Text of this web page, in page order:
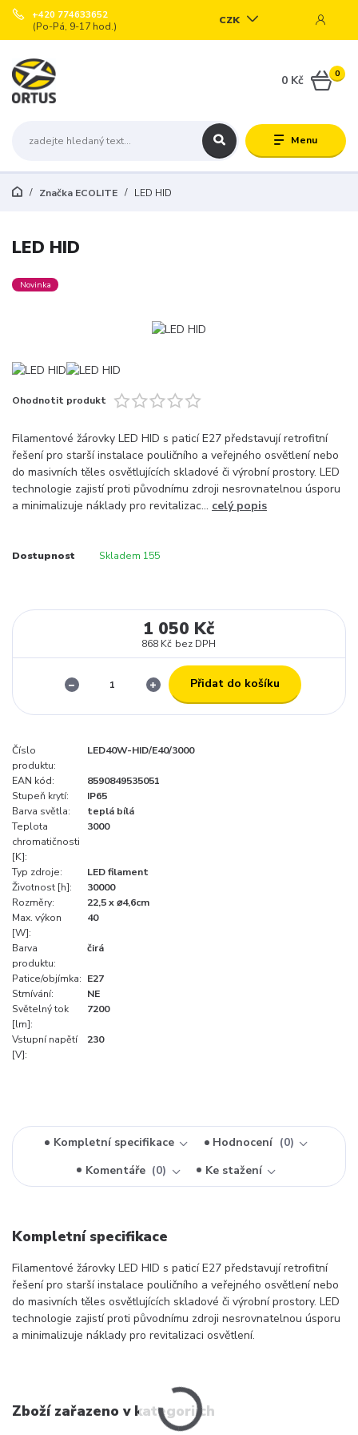
Menu
CZK
+420 774633652
(Po-Pá, 9-17 hod.)
0
0 Kč
Značka ECOLITE LED HID
LED HID
Novinka
Ohodnotit produkt
Filamentové žárovky LED HID s paticí E27 představují retrofitní
řešení pro starší instalace pouličního a veřejného osvětlení nebo
do masivních těles osvětlujících skladové či výrobní prostory. LED
technologie zajistí proti původnímu zdroji nesrovnatelnou úsporu
a minimalizuje náklady pro revitalizac... celý popis
Dostupnost Skladem 155
1 050 Kč
868 Kč bez DPH
Přidat do košíku
Číslo
produktu:
LED40W-HID/E40/3000
EAN kód:
8590849535051
Stupeň krytí:
IP65
Barva světla:
teplá bílá
Teplota
chromatičnosti
[K]:
3000
Typ zdroje:
LED filament
Životnost [h]:
30000
Rozměry:
22,5 x ⌀4,6cm
Max. výkon
[W]:
40
Barva
produktu:
čirá
Patice/objímka: E27
Stmívání:
NE
Světelný tok
[lm]:
7200
Vstupní napětí
[V]:
230
Kompletní specifikace Hodnocení
0
Komentáře
0 Ke stažení
Kompletní specifikace
Filamentové žárovky LED HID s paticí E27 představují retrofitní
řešení pro starší instalace pouličního a veřejného osvětlení nebo
do masivních těles osvětlujících skladové či výrobní prostory. LED
technologie zajistí proti původnímu zdroji nesrovnatelnou úsporu
a minimalizuje náklady pro revitalizaci osvětlení.
Zboží zařazeno v kategoriích